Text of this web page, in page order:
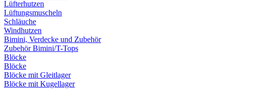
Lüfterhutzen
Lüftungsmuscheln
Schläuche
Windhutzen
Bimini, Verdecke und Zubehör
Zubehör Bimini/T-Tops
Blöcke
Blöcke
Blöcke mit Gleitlager
Blöcke mit Kugellager